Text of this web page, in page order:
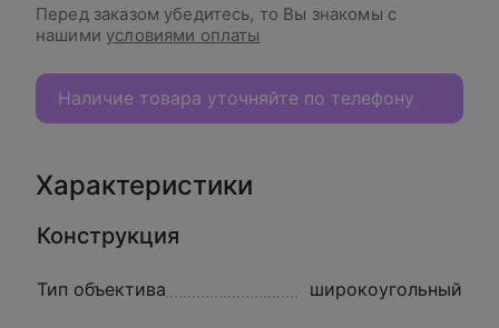
Перед заказом убедитесь, то Вы знакомы с
нашими условиями оплаты
Наличие товара уточняйте по телефону
Характеристики
Тип объектива широкоугольный
Конструкция